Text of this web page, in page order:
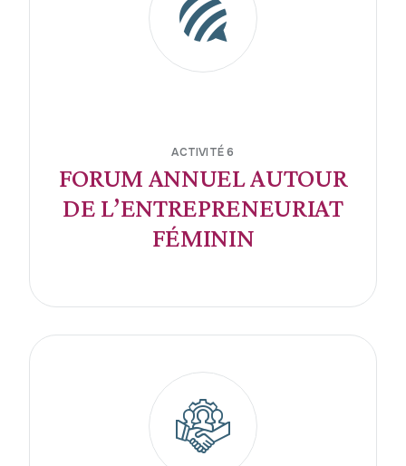
ACTIVITÉ 6
FORUM ANNUEL AUTOUR
DE L’ENTREPRENEURIAT
FÉMININ